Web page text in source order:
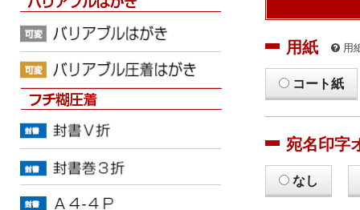
用紙 用
コート紙
宛名印字
なし